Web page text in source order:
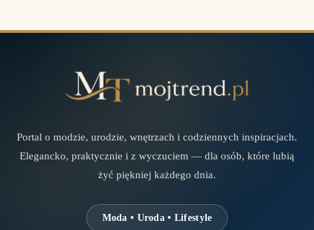
Portal o modzie, urodzie, wnętrzach i codziennych inspiracjach.
Elegancko, praktycznie i z wyczuciem — dla osób, które lubią
żyć piękniej każdego dnia.
Moda • Uroda • Lifestyle